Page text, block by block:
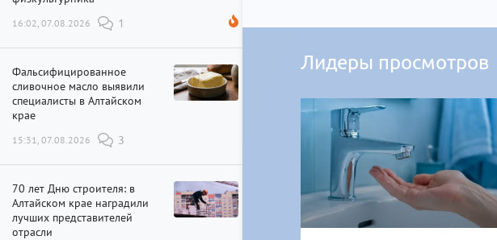
16:02, 07.08.2026 1
Фальсифицированное
сливочное масло выявили
специалисты в Алтайском
крае
15:31, 07.08.2026 3
70 лет Дню строителя: в
Алтайском крае наградили
лучших представителей
отрасли
Лидеры просмотров